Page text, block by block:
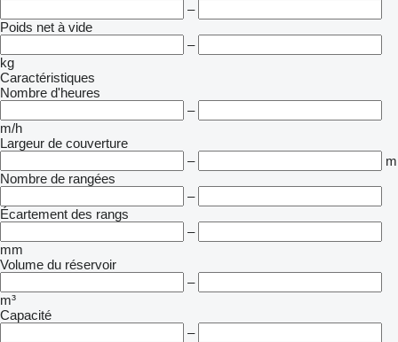
–
Poids net à vide
–
kg
Caractéristiques
Nombre d'heures
–
m/h
Largeur de couverture
–
m
Nombre de rangées
–
Écartement des rangs
–
mm
Volume du réservoir
–
m³
Capacité
–